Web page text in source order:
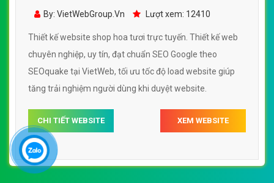
trực tuyến đẹp SEO nhanh hiệu quả
By: VietWebGroup.Vn Lượt xem: 12410
Thiết kế website shop hoa tươi trực tuyến. Thiết kế web
chuyên nghiệp, uy tín, đạt chuẩn SEO Google theo
SEOquake tại VietWeb, tối ưu tốc độ load website giúp
tăng trải nghiệm người dùng khi duyệt website.
CHI TIẾT WEBSITE XEM WEBSITE